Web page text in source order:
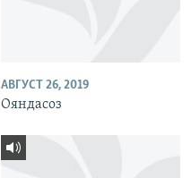
АВГУСТ 26, 2019
Ояндасоз